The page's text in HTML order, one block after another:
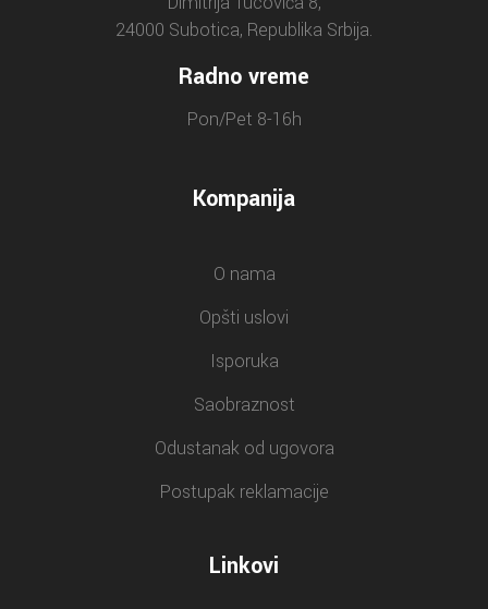
24000 Subotica, Republika Srbija.
Radno vreme
Pon/Pet 8-16h
Kompanija
O nama
Opšti uslovi
Isporuka
Saobraznost
Odustanak od ugovora
Postupak reklamacije
Linkovi